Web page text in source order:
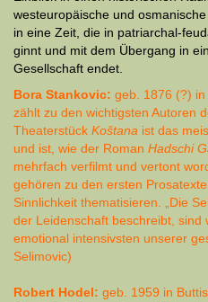
westeuropäische und
in eine Zeit, die in patriarchal-
ginnt und mit dem Übergang in
Gesellschaft endet.
Bora Stankovic: geb. 1876 (?) in
zählt zu den wich­tigsten Autoren
Theaterstück Koštana ist das
und ist, wie der Roman Hadschi
mehrfach verfilmt und vertont
gehören zu den ersten
Sinnlichkeit thematisieren. „Die
der Leiden­schaft beschreibt, sind
emotional intensivsten unserer
Selimovic)
Robert Hodel: geb. 1959 in